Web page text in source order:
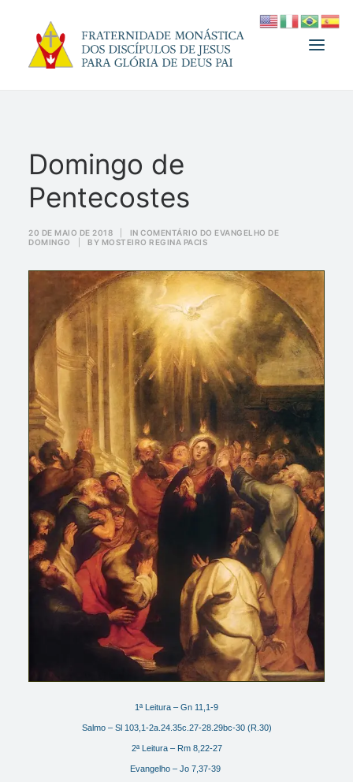
FUNDADOR
MEDJUGORJE
ATUALIDADES
INFORMATIVO
DOAÇÃO
LOJA
Domingo de
Pentecostes
20 DE MAIO DE 2018 IN COMENTÁRIO DO EVANGELHO DE
DOMINGO
BY MOSTEIRO REGINA PACIS
1ª Leitura – Gn 11,1-9
Salmo – Sl 103,1-2a.24.35c.27-28.29bc-30 (R.30)
2ª Leitura – Rm 8,22-27
Evangelho – Jo 7,37-39